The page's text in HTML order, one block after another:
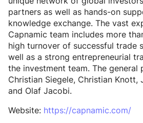
partners as well as hands-on
knowledge exchange. The vast
Capnamic team includes more
high turnover of successful trade
well as a strong entrepreneurial
the investment team. The general
Christian Siegele, Christian Knott,
and Olaf Jacobi.
Website: https://capnamic.com/